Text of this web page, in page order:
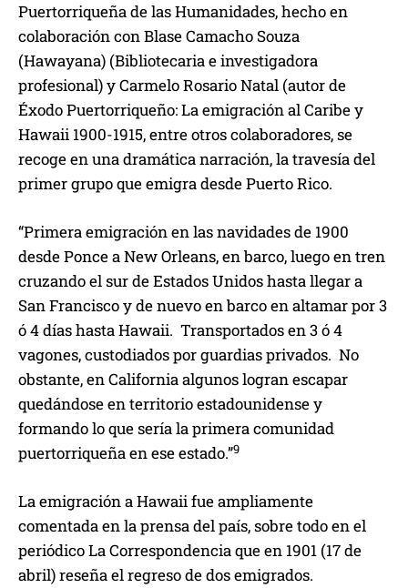
Puertorriqueña de las Humanidades, hecho en
colaboración con Blase Camacho Souza
(Hawayana) (Bibliotecaria e investigadora
profesional) y Carmelo Rosario Natal (autor de
Éxodo Puertorriqueño: La emigración al Caribe y
Hawaii 1900-1915, entre otros colaboradores, se
recoge en una dramática narración, la travesía del
primer grupo que emigra desde Puerto Rico.
“Primera emigración en las navidades de 1900
desde Ponce a New Orleans, en barco, luego en tren
cruzando el sur de Estados Unidos hasta llegar a
San Francisco y de nuevo en barco en altamar por 3
ó 4 días hasta Hawaii. Transportados en 3 ó 4
vagones, custodiados por guardias privados. No
obstante, en California algunos logran escapar
quedándose en territorio estadounidense y
formando lo que sería la primera comunidad
puertorriqueña en ese estado.”9
La emigración a Hawaii fue ampliamente
comentada en la prensa del país, sobre todo en el
periódico La Correspondencia que en 1901 (17 de
abril) reseña el regreso de dos emigrados.